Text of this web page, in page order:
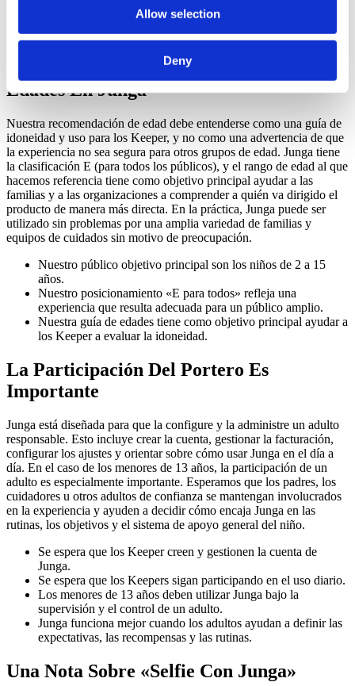
Allow selection
Deny
Junga no permite contenidos relacionados con temas políticos,
religiosos, de violencia, de apuestas, que provoquen miedo,
de consumo de sustancias o que sigan tendencias.
Cómo Funciona La Clasificación Por
Edades En Junga
Nuestra recomendación de edad debe entenderse como una guía de
idoneidad y uso para los Keeper, y no como una advertencia de que
la experiencia no sea segura para otros grupos de edad. Junga tiene
la clasificación E (para todos los públicos), y el rango de edad al que
hacemos referencia tiene como objetivo principal ayudar a las
familias y a las organizaciones a comprender a quién va dirigido el
producto de manera más directa. En la práctica, Junga puede ser
utilizado sin problemas por una amplia variedad de familias y
equipos de cuidados sin motivo de preocupación.
Nuestro público objetivo principal son los niños de 2 a 15
años.
Nuestro posicionamiento «E para todos» refleja una
experiencia que resulta adecuada para un público amplio.
Nuestra guía de edades tiene como objetivo principal ayudar a
los Keeper a evaluar la idoneidad.
La Participación Del Portero Es
Importante
Junga está diseñada para que la configure y la administre un adulto
responsable. Esto incluye crear la cuenta, gestionar la facturación,
configurar los ajustes y orientar sobre cómo usar Junga en el día a
día. En el caso de los menores de 13 años, la participación de un
adulto es especialmente importante. Esperamos que los padres, los
cuidadores u otros adultos de confianza se mantengan involucrados
en la experiencia y ayuden a decidir cómo encaja Junga en las
rutinas, los objetivos y el sistema de apoyo general del niño.
Se espera que los Keeper creen y gestionen la cuenta de
Junga.
Se espera que los Keepers sigan participando en el uso diario.
Los menores de 13 años deben utilizar Junga bajo la
supervisión y el control de un adulto.
Junga funciona mejor cuando los adultos ayudan a definir las
expectativas, las recompensas y las rutinas.
Una Nota Sobre «Selfie Con Junga»